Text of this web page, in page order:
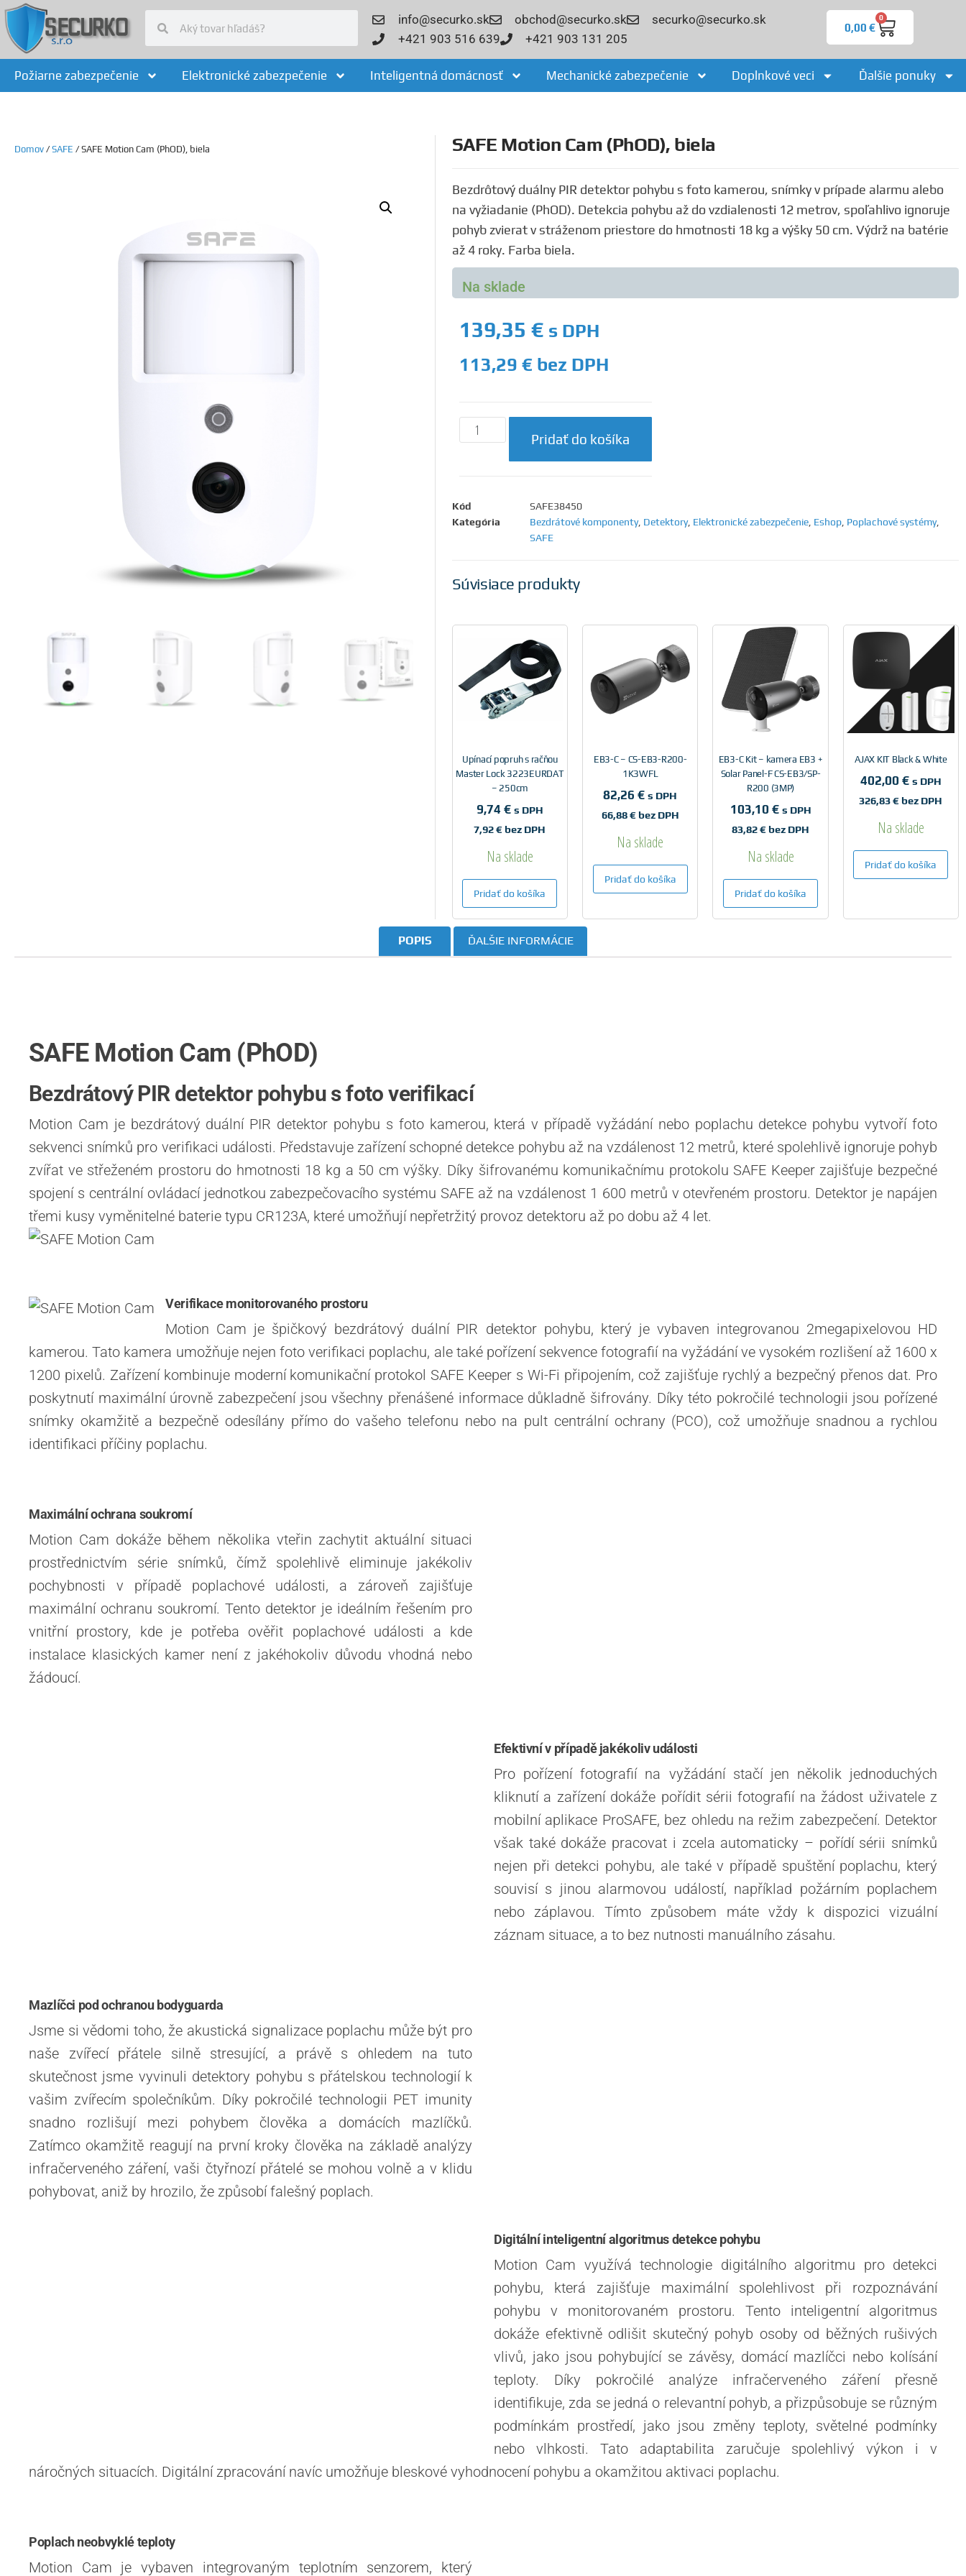
info@securko.sk obchod@securko.sk
securko@securko.sk
+421 903 516 639
+421 903 131 205
0,00 €
0
Požiarne zabezpečenie Elektronické zabezpečenie Inteligentná domácnosť Mechanické zabezpečenie Doplnkové veci Ďalšie ponuky
Domov /SAFE / SAFE Motion Cam (PhOD), biela SAFE Motion Cam (PhOD), biela
Bezdrôtový duálny PIR detektor pohybu s foto kamerou, snímky v prípade alarmu alebo
na vyžiadanie (PhOD). Detekcia pohybu až do vzdialenosti 12 metrov, spoľahlivo ignoruje
pohyb zvierat v stráženom priestore do hmotnosti 18 kg a výšky 50 cm. Výdrž na batérie
až 4 roky. Farba biela.
Na sklade
139,35 € s DPH
113,29 €bez DPH
Pridať do košíka
Kód
SAFE38450
Kategória
Bezdrátové komponenty, Detektory, Elektronické zabezpečenie, Eshop, Poplachové systémy,
SAFE
Súvisiace produkty
Upínací popruh s račňou
Master Lock 3223EURDAT
– 250cm
9,74 € s DPH
7,92€ bez DPH
Na sklade
Pridať do košíka
EB3-C – CS-EB3-R200-
1K3WFL
82,26€ s DPH
66,88€bez DPH
Na sklade
Pridať do košíka
EB3-C Kit – kamera EB3 +
Solar Panel-F CS-EB3/SP-
R200 (3MP)
103,10 € s DPH
83,82€ bez DPH
Na sklade
Pridať do košíka
AJAX KIT Black & White
402,00 € s DPH
326,83€ bez DPH
Na sklade
Pridať do košíka
POPIS ĎALŠIE INFORMÁCIE
SAFE Motion Cam (PhOD)
Bezdrátový PIR detektor pohybu s foto verifikací
Motion Cam je bezdrátový duální PIR detektor pohybu s foto kamerou, která v případě vyžádání nebo poplachu detekce pohybu vytvoří foto
sekvenci snímků pro verifikaci události. Představuje zařízení schopné detekce pohybu až na vzdálenost 12 metrů, které spolehlivě ignoruje pohyb
zvířat ve střeženém prostoru do hmotnosti 18 kg a 50 cm výšky. Díky šifrovanému komunikačnímu protokolu SAFE Keeper zajišťuje bezpečné
spojení s centrální ovládací jednotkou zabezpečovacího systému SAFE až na vzdálenost 1 600 metrů v otevřeném prostoru. Detektor je napájen
třemi kusy vyměnitelné baterie typu CR123A, které umožňují nepřetržitý provoz detektoru až po dobu až 4 let.
Verifikace monitorovaného prostoru
Motion Cam je špičkový bezdrátový duální PIR detektor pohybu, který je vybaven integrovanou 2megapixelovou HD
kamerou. Tato kamera umožňuje nejen foto verifikaci poplachu, ale také pořízení sekvence fotografií na vyžádání ve vysokém rozlišení až 1600 x
1200 pixelů. Zařízení kombinuje moderní komunikační protokol SAFE Keeper s Wi-Fi připojením, což zajišťuje rychlý a bezpečný přenos dat. Pro
poskytnutí maximální úrovně zabezpečení jsou všechny přenášené informace důkladně šifrovány. Díky této pokročilé technologii jsou pořízené
snímky okamžitě a bezpečně odesílány přímo do vašeho telefonu nebo na pult centrální ochrany (PCO), což umožňuje snadnou a rychlou
identifikaci příčiny poplachu.
Maximální ochrana soukromí
Motion Cam dokáže během několika vteřin zachytit aktuální situaci
prostřednictvím série snímků, čímž spolehlivě eliminuje jakékoliv
pochybnosti v případě poplachové události, a zároveň zajišťuje
maximální ochranu soukromí. Tento detektor je ideálním řešením pro
vnitřní prostory, kde je potřeba ověřit poplachové události a kde
instalace klasických kamer není z jakéhokoliv důvodu vhodná nebo
žádoucí.
Efektivní v případě jakékoliv události
Pro pořízení fotografií na vyžádání stačí jen několik jednoduchých
kliknutí a zařízení dokáže pořídit sérii fotografií na žádost uživatele z
mobilní aplikace ProSAFE, bez ohledu na režim zabezpečení. Detektor
však také dokáže pracovat i zcela automaticky – pořídí sérii snímků
nejen při detekci pohybu, ale také v případě spuštění poplachu, který
souvisí s jinou alarmovou událostí, například požárním poplachem
nebo záplavou. Tímto způsobem máte vždy k dispozici vizuální
záznam situace, a to bez nutnosti manuálního zásahu.
Mazlíčci pod ochranou bodyguarda
Jsme si vědomi toho, že akustická signalizace poplachu může být pro
naše zvířecí přátele silně stresující, a právě s ohledem na tuto
skutečnost jsme vyvinuli detektory pohybu s přátelskou technologií k
vašim zvířecím společníkům. Díky pokročilé technologii PET imunity
snadno rozlišují mezi pohybem člověka a domácích mazlíčků.
Zatímco okamžitě reagují na první kroky člověka na základě analýzy
infračerveného záření, vaši čtyřnozí přátelé se mohou volně a v klidu
pohybovat, aniž by hrozilo, že způsobí falešný poplach.
Digitální inteligentní algoritmus detekce pohybu
Motion Cam využívá technologie digitálního algoritmu pro detekci
pohybu, která zajišťuje maximální spolehlivost při rozpoznávání
pohybu v monitorovaném prostoru. Tento inteligentní algoritmus
dokáže efektivně odlišit skutečný pohyb osoby od běžných rušivých
vlivů, jako jsou pohybující se závěsy, domácí mazlíčci nebo kolísání
teploty. Díky pokročilé analýze infračerveného záření přesně
identifikuje, zda se jedná o relevantní pohyb, a přizpůsobuje se různým
podmínkám prostředí, jako jsou změny teploty, světelné podmínky
nebo vlhkosti. Tato adaptabilita zaručuje spolehlivý výkon i v
náročných situacích. Digitální zpracování navíc umožňuje bleskové vyhodnocení pohybu a okamžitou aktivaci poplachu.
Poplach neobvyklé teploty
Motion Cam je vybaven integrovaným teplotním senzorem, který